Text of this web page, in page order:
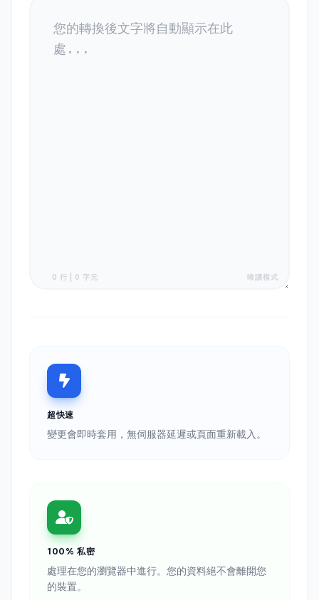
0 行 | 0 字元 唯讀模式
超快速
變更會即時套用，無伺服器延遲或頁面重新載入。
100% 私密
處理在您的瀏覽器中進行。您的資料絕不會離開您
的裝置。